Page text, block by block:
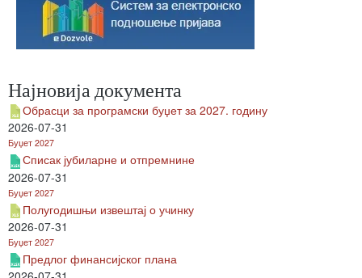
Најновија документа
Обрасци за програмски буџет за 2027. годину
2026-07-31
Буџет 2027
Списак јубиларне и отпремнине
2026-07-31
Буџет 2027
Полугодишњи извештај о учинку
2026-07-31
Буџет 2027
Предлог финансијског плана